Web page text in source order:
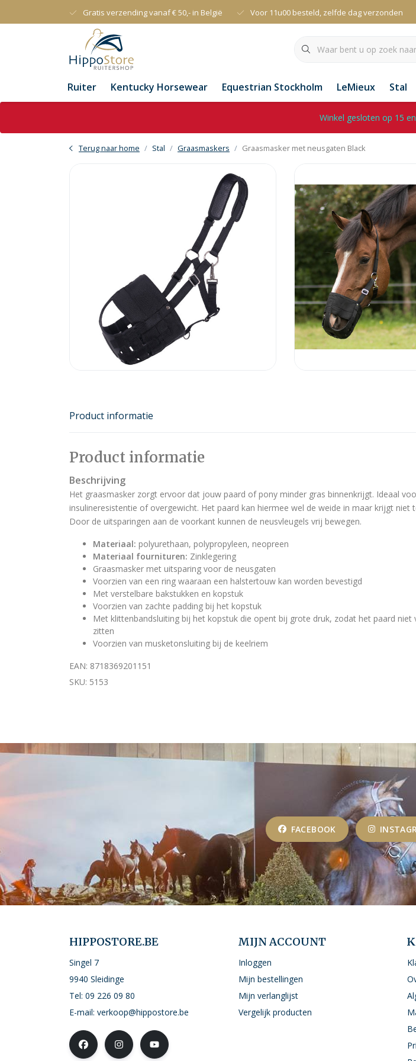
Gratis verzending vanaf € 50,- in België Voor 11u00 besteld, zelfde dag verzonden
Ruiter Kentucky Horsewear Equestrian Stockholm LeMieux Stal
Winkel gesloten op 15
Terug naar home Stal Graasmaskers Graasmasker met neusgaten Black
Product informatie
Product informatie
Beschrijving
Het graasmasker zorgt ervoor dat jouw paard of pony minder gras binnenkrijgt. Ideaal
insulineresistentie of overgewicht. Het paard kan hiermee wel de weide in maar krijgt niet
Door de uitsparingen aan de voorkant kunnen de neusvleugels vrij bewegen.
Materiaal: polyurethaan, polypropyleen, neopreen
Materiaal fournituren: Zinklegering
Graasmasker met uitsparing voor de neusgaten
Voorzien van een ring waaraan een halstertouw kan worden bevestigd
Met verstelbare bakstukken en kopstuk
Voorzien van zachte padding bij het kopstuk
Met klittenbandsluiting bij het kopstuk die opent bij grote druk, zodat het paard niet
zitten
Voorzien van musketonsluiting bij de keelriem
EAN: 8718369201151
SKU: 5153
FACEBOOK
HIPPOSTORE.BE
Singel 7
9940 Sleidinge
Tel: 09 226 09 80
E-mail: verkoop@hippostore.be
MIJN ACCOUNT
Inloggen
Mijn bestellingen
Mijn verlanglijst
Vergelijk producten